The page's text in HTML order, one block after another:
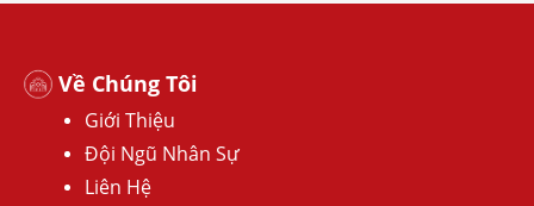
Về Chúng Tôi
Giới Thiệu
Đội Ngũ Nhân Sự
Liên Hệ